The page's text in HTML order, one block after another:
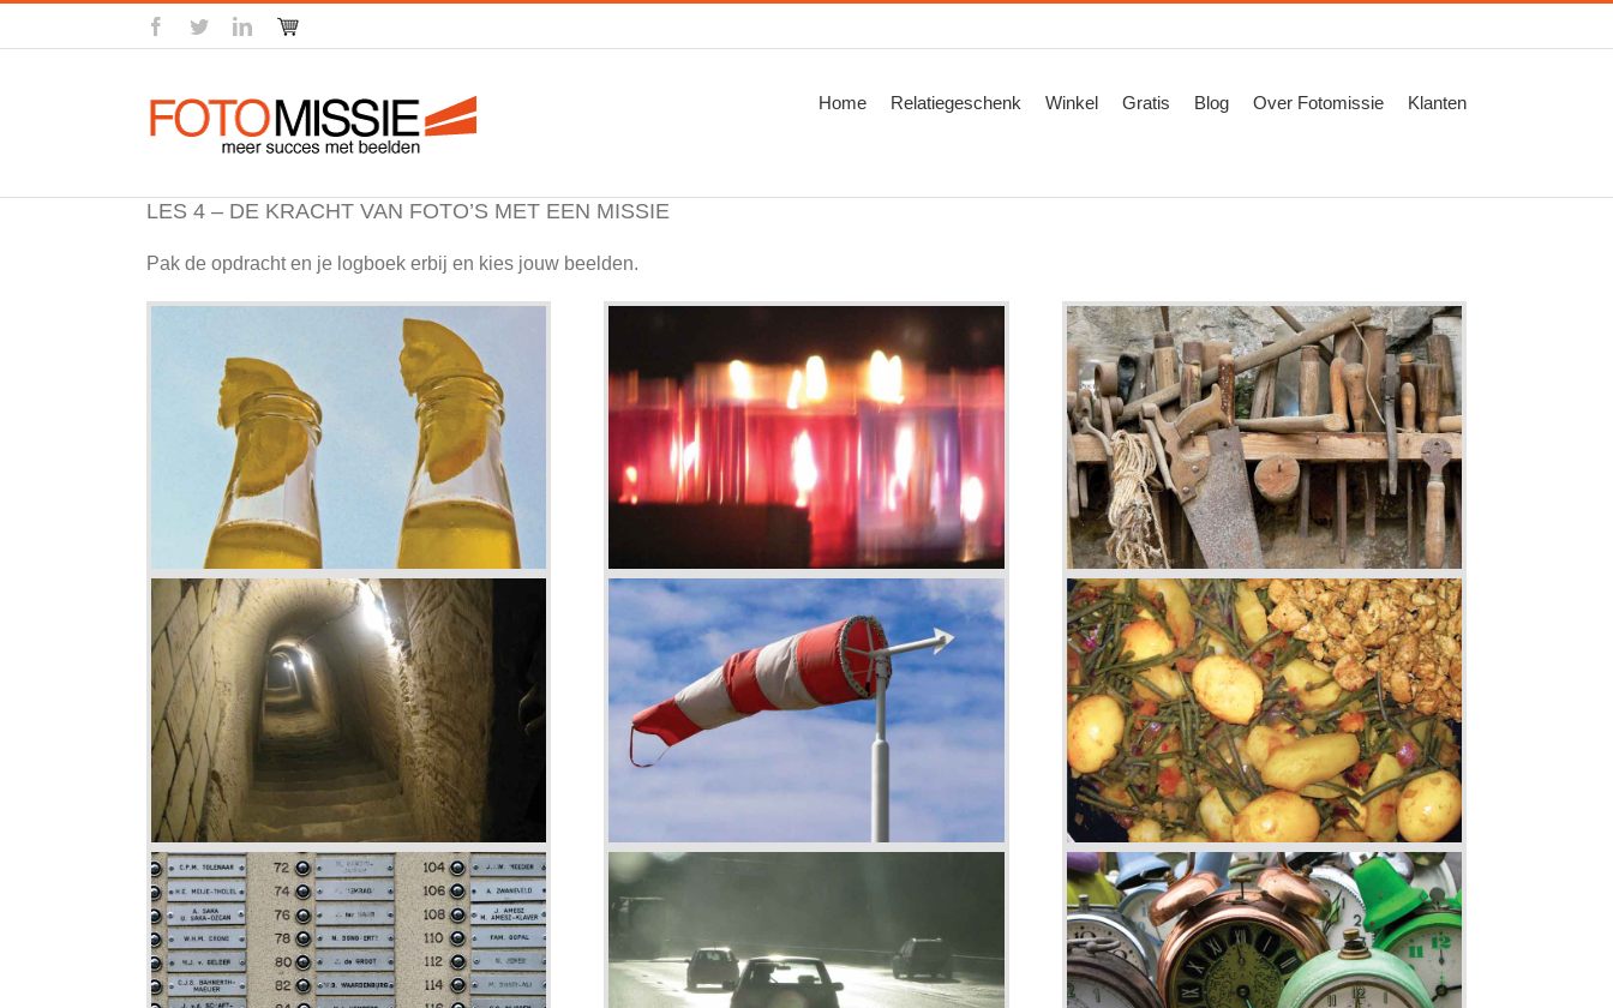
facebook
twitterlinkedin
Winkel
Home Relatiegeschenk Winkel Gratis Blog Over Fotomissie Klanten
LES 4 – DE KRACHT VAN FOTO’S MET EEN MISSIE
Pak de opdracht en je logboek erbij en kies jouw beelden.